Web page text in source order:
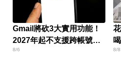
Gmail將砍3大實用功能！
2027年起不支援跨帳號寄
信
8/6
兒
8/8